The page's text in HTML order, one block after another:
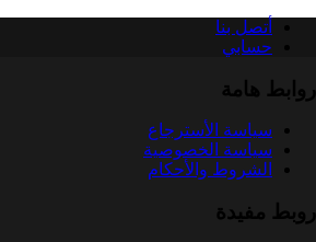
أتصل بنا
حسابي
روابط هامة
سياسة الأسترجاع
سياسة الخصوصية
الشروط والأحكام
روبط مفيدة